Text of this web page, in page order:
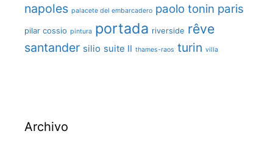
napoles palacete del embarcadero paolo tonin paris
pilar cossio pintura portada riverside rêve
santander silio suite II thames-raos turin villa
Archivo